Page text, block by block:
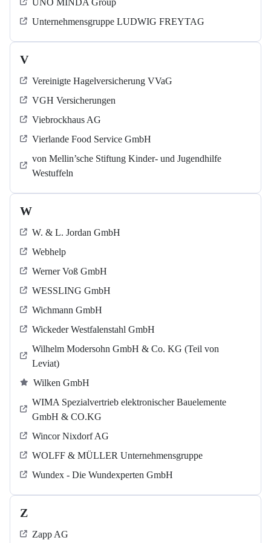
UNO MINDA Group
Unternehmensgruppe LUDWIG FREYTAG
V
Vereinigte Hagelversicherung VVaG
VGH Versicherungen
Viebrockhaus AG
Vierlande Food Service GmbH
von Mellin’sche Stiftung Kinder- und Jugendhilfe
Westuffeln
W
W. & L. Jordan GmbH
Webhelp
Werner Voß GmbH
WESSLING GmbH
Wichmann GmbH
Wickeder Westfalenstahl GmbH
Wilhelm Modersohn GmbH & Co. KG (Teil von
Leviat)
Wilken GmbH
WIMA Spezialvertrieb elektronischer Bauelemente
GmbH & CO.KG
Wincor Nixdorf AG
WOLFF & MÜLLER Unternehmensgruppe
Wundex - Die Wundexperten GmbH
Z
Zapp AG